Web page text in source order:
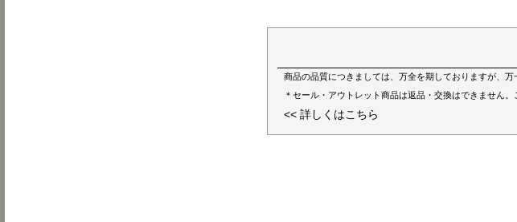
商品の品質につきましては、万全を期しておりますが、
＊セール・アウトレット商品は返品・交換はできません。
<< 詳しくはこちら